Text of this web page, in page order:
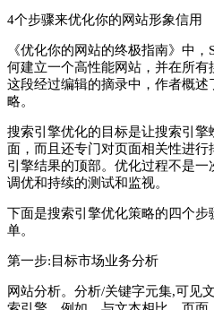
4个步骤来优化你的网站形象信用
《优化你的网站的终极指南》中
何建立一个高性能网站，并在所
这段经过编辑的摘录中，作者概
略。
搜索引擎优化的目标是让搜索引
面，而且还专门对页面相关性进
引擎结果的顶部。优化过程不是一
调优和持续的测试和监视。
下面是搜索引擎优化策略的四个
单。
第一步:目标市场业务分析
网站分析。分析/关键字元集,可见